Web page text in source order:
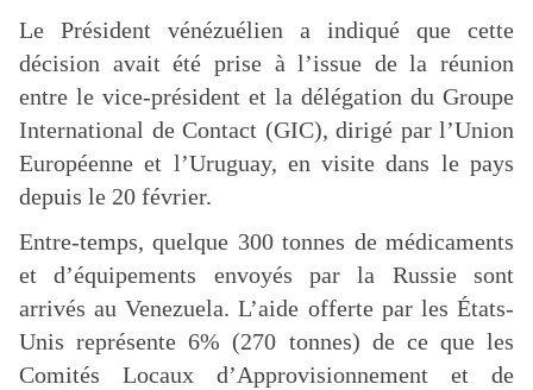
Le Président vénézuélien a indiqué que cette
décision avait été prise à l’issue de la réunion
entre le vice-président et la délégation du Groupe
International de Contact (GIC), dirigé par l’Union
Européenne et l’Uruguay, en visite dans le pays
depuis le 20 février.
Entre-temps, quelque 300 tonnes de médicaments
et d’équipements envoyés par la Russie sont
arrivés au Venezuela. L’aide offerte par les États-
Unis représente 6% (270 tonnes) de ce que les
Comités Locaux d’Approvisionnement et de